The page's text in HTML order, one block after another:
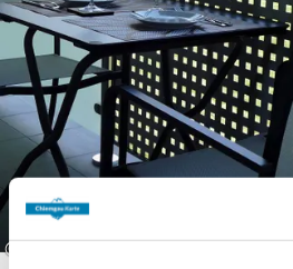
kostenfreien Angeboten
lassen. Auf Wunsch
weitere Informationen
Nutzungsbedingungen zu.
©